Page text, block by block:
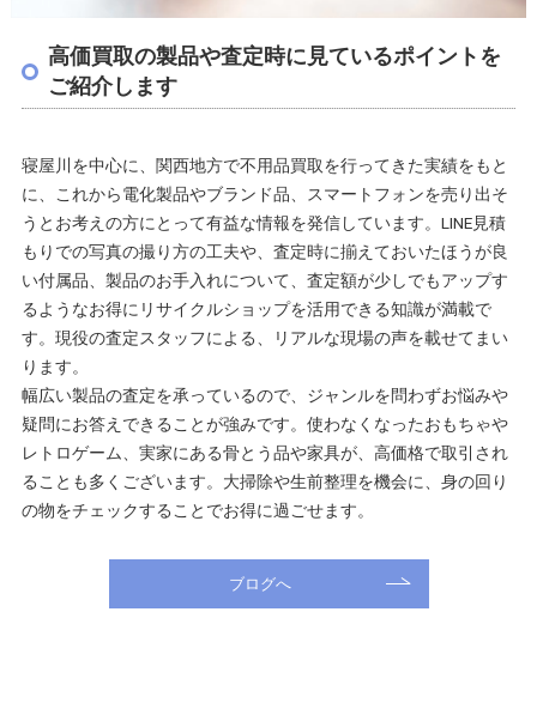
高価買取の製品や査定時に見ているポイントを
ご紹介します
寝屋川を中心に、関西地方で不用品買取を行ってきた実績をもと
に、これから電化製品やブランド品、スマートフォンを売り出そ
うとお考えの方にとって有益な情報を発信しています。LINE見積
もりでの写真の撮り方の工夫や、査定時に揃えておいたほうが良
い付属品、製品のお手入れについて、査定額が少しでもアップす
るようなお得にリサイクルショップを活用できる知識が満載で
す。現役の査定スタッフによる、リアルな現場の声を載せてまい
ります。
幅広い製品の査定を承っているので、ジャンルを問わずお悩みや
疑問にお答えできることが強みです。使わなくなったおもちゃや
レトロゲーム、実家にある骨とう品や家具が、高価格で取引され
ることも多くございます。大掃除や生前整理を機会に、身の回り
の物をチェックすることでお得に過ごせます。
ブログへ